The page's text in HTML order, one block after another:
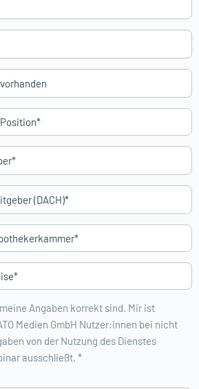
Angaben korrekt sind. Mir ist
Medien GmbH Nutzer:innen bei nicht
von der Nutzung des Dienstes
ausschließt. *